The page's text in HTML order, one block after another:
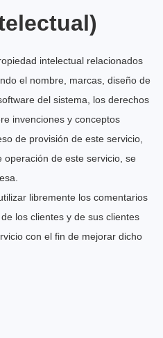
intelectual relacionados
el nombre, marcas, diseño de
del sistema, los derechos
invenciones y conceptos
de provisión de este servicio,
operación de este servicio, se
libremente los comentarios
los clientes y de sus clientes
con el fin de mejorar dicho